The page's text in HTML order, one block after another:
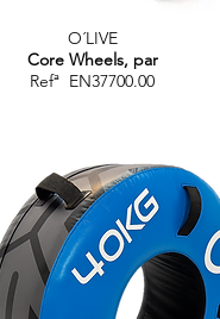
O´LIVE
Core Wheels, par
Refª EN37700.00